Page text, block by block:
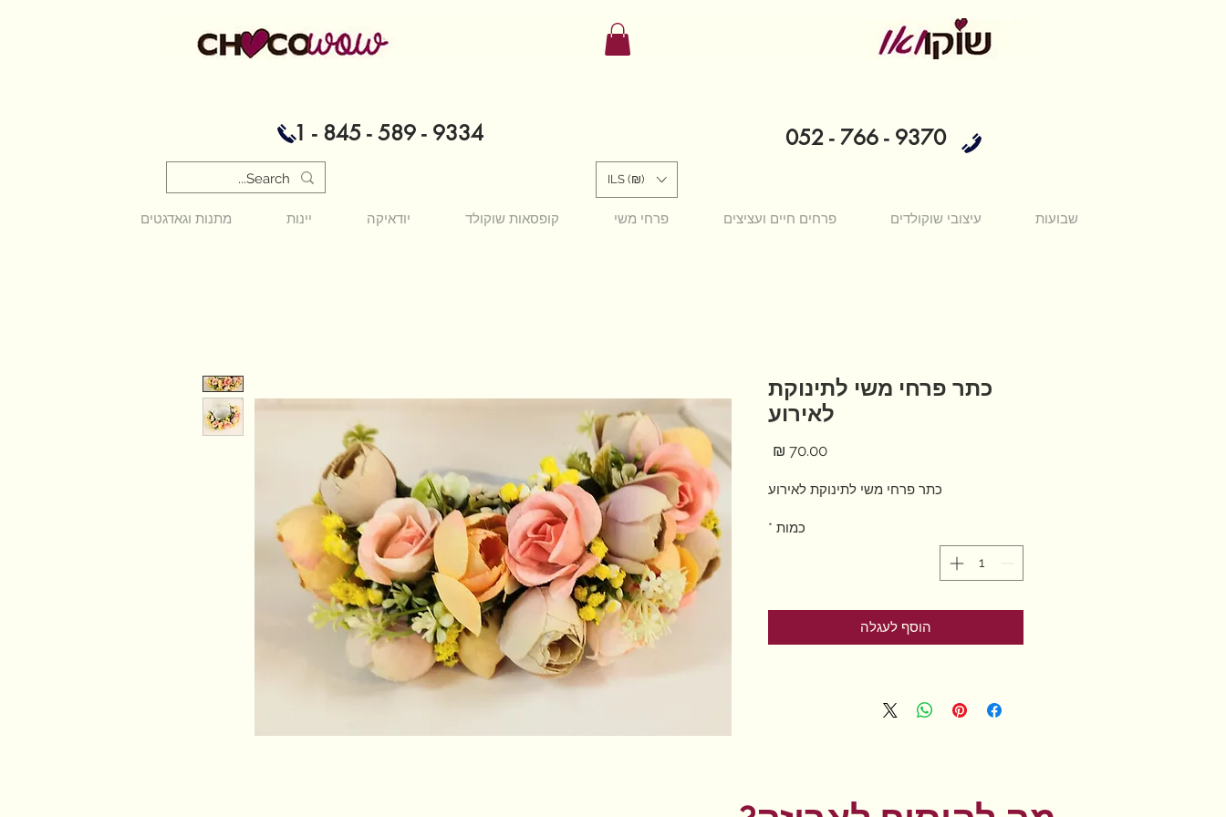
1 - 845 - 589 - 9334 052 - 766 - 9370
ILS (₪)
מתנות וגאדגטים יינות יודאיקה קופסאות שוקולד פרחי משי פרחים חיים ועציצים עיצובי שוקולדים שבועות
כתר פרחי משי לתינוקת
לאירוע
כתר פרחי משי לתינוקת לאירוע
כמות *
הוסף לעגלה